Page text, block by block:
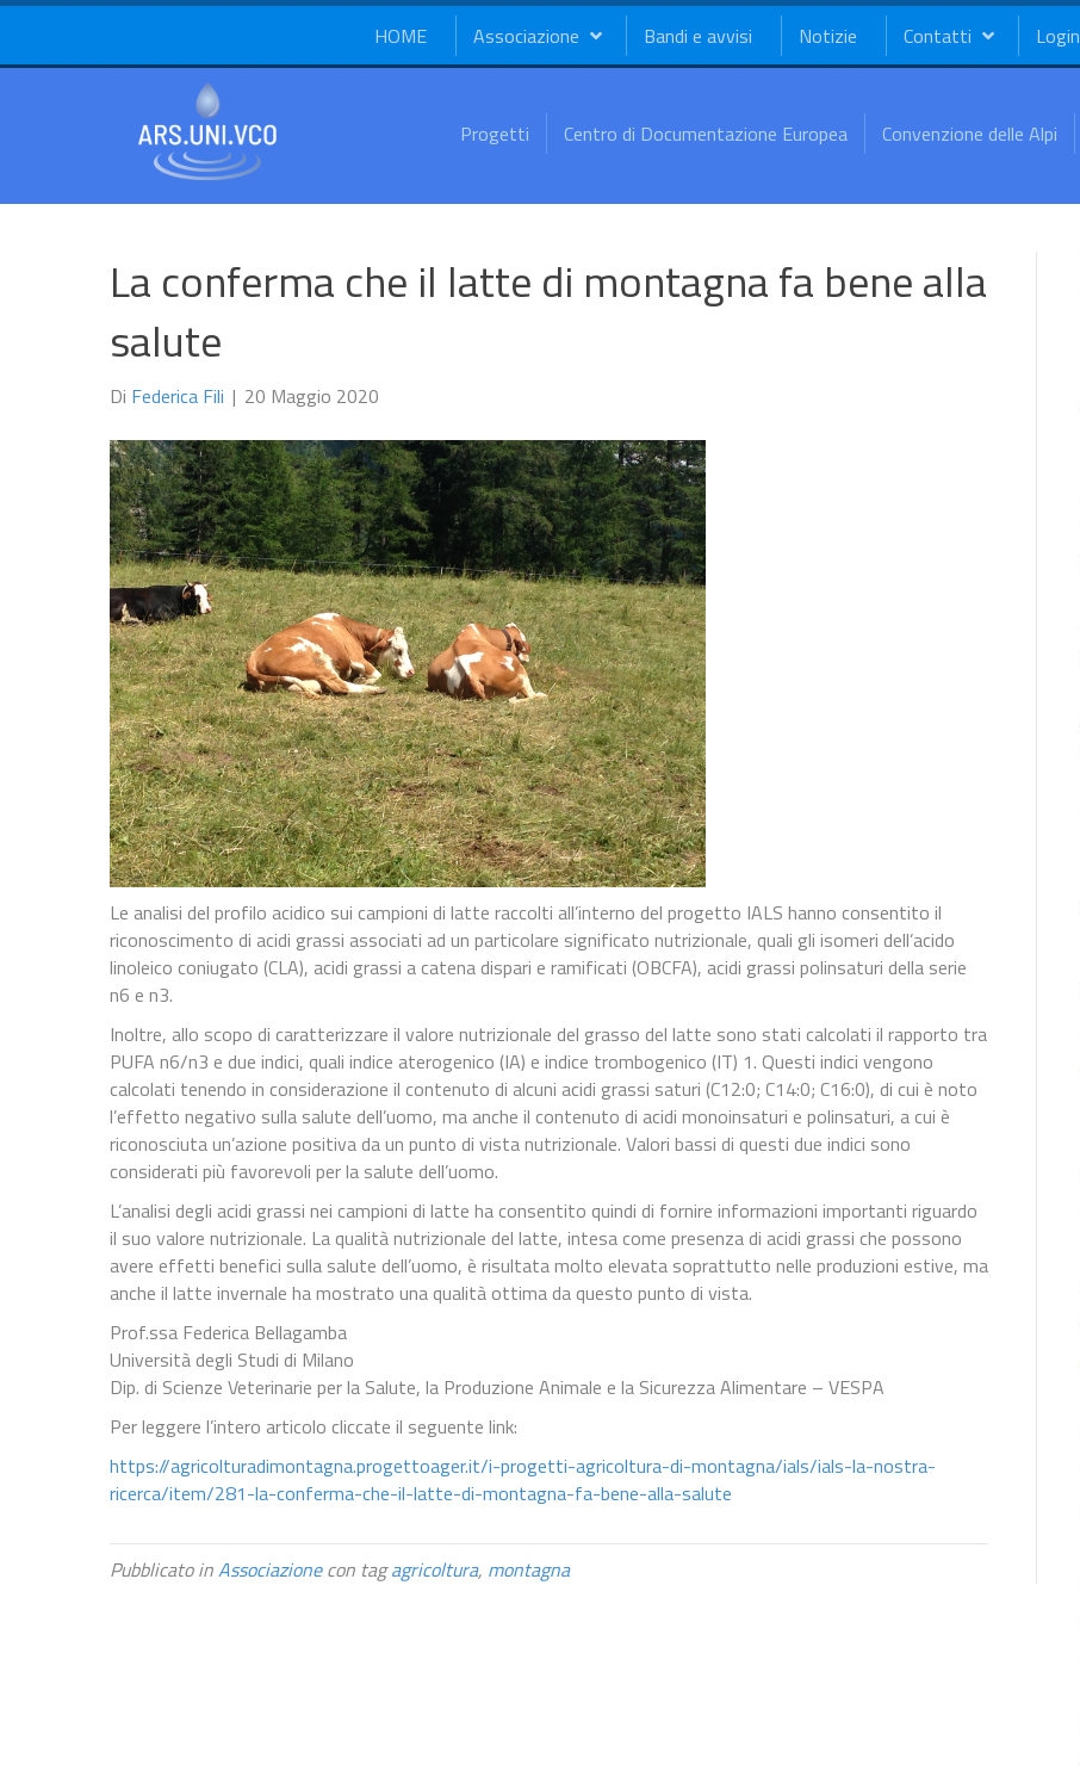
HOME Associazione Bandi e avvisi Notizie Contatti Login
Progetti Centro di Documentazione Europea Convenzione delle Alpi
La conferma che il latte di montagna fa bene alla
salute
Di Federica Fili | 20 Maggio 2020
Le analisi del profilo acidico sui campioni di latte raccolti all’interno del progetto IALS hanno consentito il
riconoscimento di acidi grassi associati ad un particolare significato nutrizionale, quali gli isomeri dell’acido
linoleico coniugato (CLA), acidi grassi a catena dispari e ramificati (OBCFA), acidi grassi polinsaturi della serie
n6 e n3.
Inoltre, allo scopo di caratterizzare il valore nutrizionale del grasso del latte sono stati calcolati il rapporto tra
PUFA n6/n3 e due indici, quali indice aterogenico (IA) e indice trombogenico (IT) 1. Questi indici vengono
calcolati tenendo in considerazione il contenuto di alcuni acidi grassi saturi (C12:0; C14:0; C16:0), di cui è noto
l’effetto negativo sulla salute dell’uomo, ma anche il contenuto di acidi monoinsaturi e polinsaturi, a cui è
riconosciuta un’azione positiva da un punto di vista nutrizionale. Valori bassi di questi due indici sono
considerati più favorevoli per la salute dell’uomo.
L’analisi degli acidi grassi nei campioni di latte ha consentito quindi di fornire informazioni importanti riguardo
il suo valore nutrizionale. La qualità nutrizionale del latte, intesa come presenza di acidi grassi che possono
avere effetti benefici sulla salute dell’uomo, è risultata molto elevata soprattutto nelle produzioni estive, ma
anche il latte invernale ha mostrato una qualità ottima da questo punto di vista.
Prof.ssa Federica Bellagamba
Università degli Studi di Milano
Dip. di Scienze Veterinarie per la Salute, la Produzione Animale e la Sicurezza Alimentare – VESPA
Per leggere l’intero articolo cliccate il seguente link:
https://agricolturadimontagna.progettoager.it/i-progetti-agricoltura-di-montagna/ials/ials-la-nostra-
ricerca/item/281-la-conferma-che-il-latte-di-montagna-fa-bene-alla-salute
Pubblicato inAssociazionecon tagagricoltura, montagna